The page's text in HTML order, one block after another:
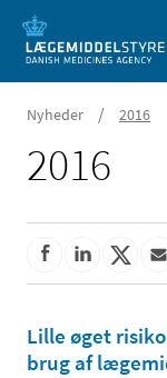
Nyheder / 2016
2016
Lille øget
brug af